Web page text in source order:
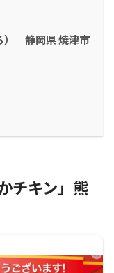
） 静岡県 焼津市
チキン」熊